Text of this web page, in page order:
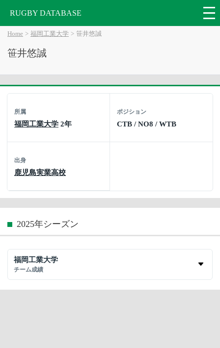
RUGBY DATABASE
Home 福岡工業大学 笹井悠誠
笹井悠誠
所属
福岡工業大学 2年
ポジション
CTB / NO8 / WTB
出身
鹿児島実業高校
2025年シーズン
福岡工業大学
チーム成績